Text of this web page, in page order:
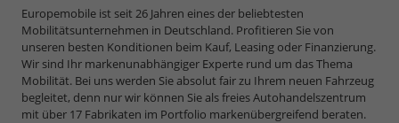
Europemobile ist seit 26 Jahren eines der beliebtesten
Mobilitätsunternehmen in Deutschland. Profitieren Sie von
unseren besten Konditionen beim Kauf, Leasing oder Finanzierung.
Wir sind Ihr markenunabhängiger Experte rund um das Thema
Mobilität. Bei uns werden Sie absolut fair zu Ihrem neuen Fahrzeug
begleitet, denn nur wir können Sie als freies Autohandelszentrum
mit über 17 Fabrikaten im Portfolio markenübergreifend beraten.